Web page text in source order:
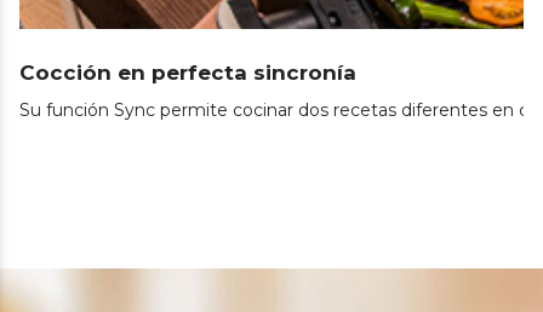
Cocción en perfecta sincronía
Su función Sync permite cocinar dos recetas diferentes en